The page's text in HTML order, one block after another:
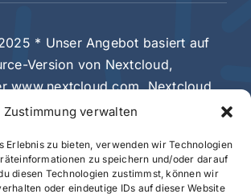
Zustimmung verwalten
Erlebnis zu bieten, verwenden wir Technologien
zu speichern und/oder darauf
diesen Technologien zustimmst, können wir
oder eindeutige IDs auf dieser Website
* Unser Angebot basiert auf
Version von Nextcloud,
www.nextcloud.com. Nextcloud
Marke der Nextcloud
und steht in keiner Verbindung zur